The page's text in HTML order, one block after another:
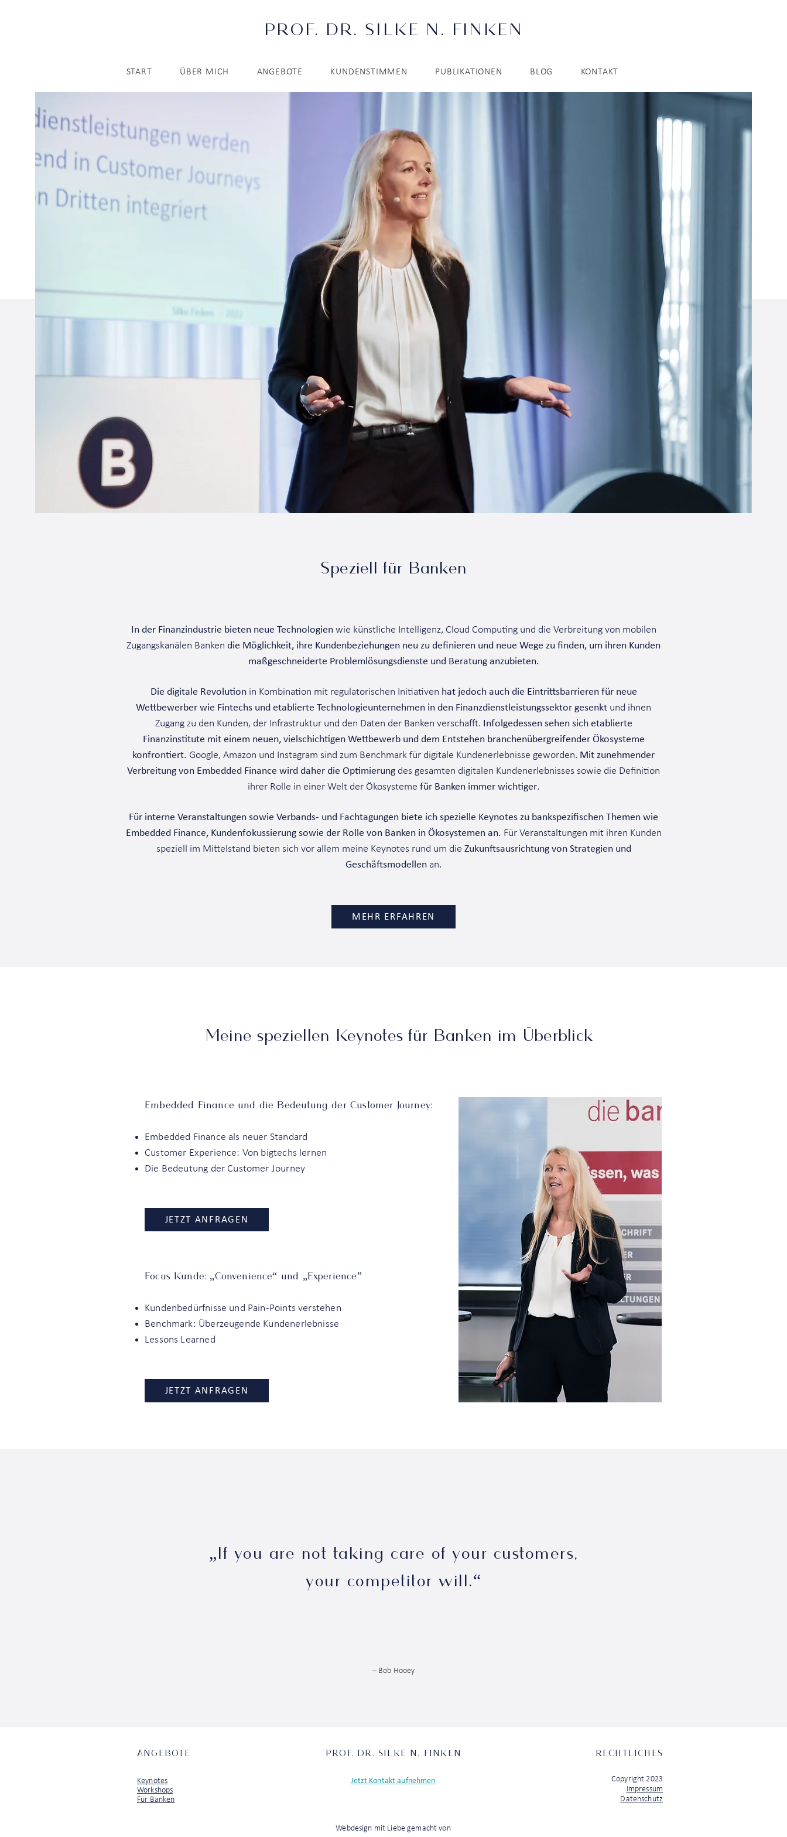
PROF. DR. SILKE N. FINKEN
START ÜBER MICH ANGEBOTE KUNDENSTIMMEN PUBLIKATIONEN BLOG KONTAKT
Speziell für Banken
In der Finanzindustrie bieten neue Technologienwie künstliche Intelligenz, Cloud Computing und die Verbreitung von mobilen
Zugangskanälen Banken die Möglichkeit, ihre Kundenbeziehungen neu zu definieren und neue Wege zu finden, um ihren Kunden
maßgeschneiderte Problemlösungsdienste und Beratung anzubieten.
Die digitale Revolutionin Kombination mit regulatorischen Initiativen hat jedoch auch die Eintrittsbarrieren für neue
Wettbewerber wie Fintechs und etablierte Technologieunternehmen in den Finanzdienstleistungssektor gesenkt und ihnen
Zugang zu den Kunden, der Infrastruktur und den Daten der Banken verschafft. Infolgedessen sehen sich etablierte
Finanzinstitute mit einem neuen, vielschichtigen Wettbewerb und dem Entstehen branchenübergreifender Ökosysteme
konfrontiert. Google, Amazon und Instagram sind zum Benchmark für digitale Kundenerlebnisse geworden. Mit zunehmender
Verbreitung von Embedded Finance wird daher die Optimierung des gesamten digitalen Kundenerlebnisses sowie die Definition
ihrer Rolle in einer Welt der Ökosysteme für Banken immer wichtiger.
Für interne Veranstaltungen sowie Verbands- und Fachtagungen biete ich spezielle Keynotes zu bankspezifischen Themen wie
Embedded Finance, Kundenfokussierung sowie der Rolle von Banken in Ökosystemen an. Für Veranstaltungen mit ihren Kunden
speziell im Mittelstand bieten sich vor allem meine Keynotes rund um die Zukunftsausrichtung von Strategien und
Geschäftsmodellen an.
MEHR ERFAHREN
Meine speziellen Keynotes für Banken im Überblick
Embedded Finance und die Bedeutung der Customer Journey:
Embedded Finance als neuer Standard
Customer Experience: Von bigtechs lernen
Die Bedeutung der Customer Journey
JETZT ANFRAGEN
Focus Kunde: „Convenience“ und „Experience”
Kundenbedürfnisse und Pain-Points verstehen
Benchmark: Überzeugende Kundenerlebnisse
Lessons Learned
JETZT ANFRAGEN
„If you are not taking care of your customers,
your competitor will.“
– Bob Hooey
ANGEBOTE
Keynotes
Workshops
Für Banken
PROF. DR. SILKE N. FINKEN
Jetzt Kontakt aufnehmen
Webdesign mit Liebe gemacht von
RECHTLICHES
Copyright 2023
Impressum
Datenschutz